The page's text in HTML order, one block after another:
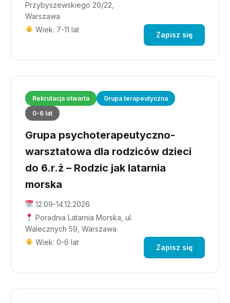
Przybyszewskiego 20/22,
Warszawa
Wiek: 7-11 lat
Zapisz się
Rekrutacja otwarta
Grupa terapeutyczna
0-6 lat
Grupa psychoterapeutyczno-
warsztatowa dla rodziców dzieci
do 6.r.ż – Rodzic jak latarnia
morska
12.09-14.12.2026
Poradnia Latarnia Morska, ul.
Walecznych 59, Warszawa
Wiek: 0-6 lat
Zapisz się